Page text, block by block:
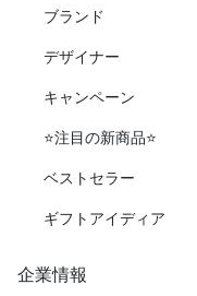
ブランド
デザイナー
キャンペーン
⭐️注目の新商品⭐️
ベストセラー
ギフトアイディア
企業情報